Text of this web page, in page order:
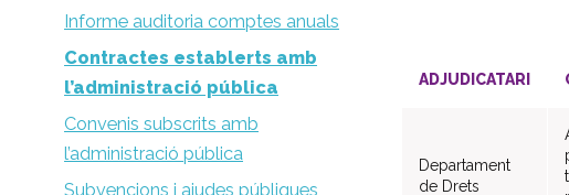
Informe auditoria comptes anuals
Contractes establerts amb
l’administració pública
Convenis subscrits amb
l’administració pública
Subvencions i ajudes públiques
ADJUDICATARI
Departament
de Drets